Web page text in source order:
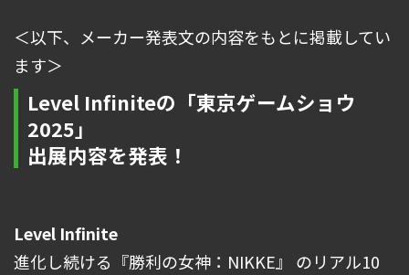
＜以下、メーカー発表文の内容をもとに掲載してい
ます＞
Level Infiniteの「東京ゲームショウ
2025」
出展内容を発表！
Level Infinite
進化し続ける『勝利の女神：NIKKE』 のリアル10